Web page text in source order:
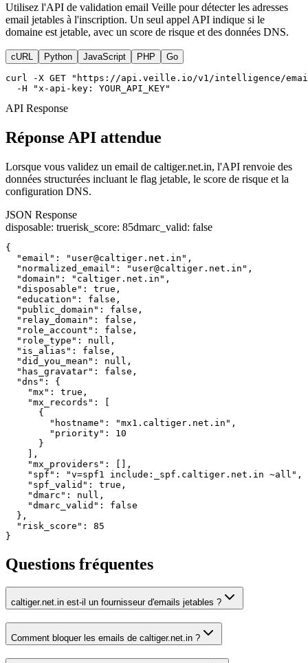
Utilisez l'API de validation email Veille pour détecter les adresses
email jetables à l'inscription. Un seul appel API indique si le
domaine est jetable, avec un score de risque et des données DNS.
cURL Python JavaScript PHP Go
curl -X GET "https://api.veille.io/v1/intelligence/
  -H "x-api-key: YOUR_API_KEY"
API Response
Réponse API attendue
Lorsque vous validez un email de caltiger.net.in, l'API renvoie des
données structurées incluant le flag jetable, le score de risque et la
configuration DNS.
JSON Response
disposable: truerisk_score: 85dmarc_valid: false
{
  "email": "user@caltiger.net.in",
  "normalized_email": "user@caltiger.net.in",
  "domain": "caltiger.net.in",
  "disposable": true,
  "education": false,
  "public_domain": false,
  "relay_domain": false,
  "role_account": false,
  "role_type": null,
  "is_alias": false,
  "did_you_mean": null,
  "has_gravatar": false,
  "dns": {
    "mx": true,
    "mx_records": [
      {
        "hostname": "mx1.caltiger.net.in",
        "priority": 10
      }
    ],
    "mx_providers": [],
    "spf": "v=spf1 include:_spf.caltiger.net.in ~all",
    "spf_valid": true,
    "dmarc": null,
    "dmarc_valid": false
  },
  "risk_score": 85
}
Questions fréquentes
caltiger.net.in est-il un fournisseur d'emails jetables ?
Comment bloquer les emails de caltiger.net.in ?